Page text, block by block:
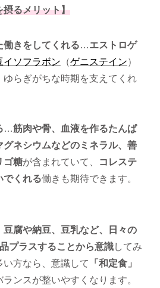
摂るメリット】
きをしてくれる…エストロゲ
イソフラボン （ゲニステイン）
ゆらぎがちな時期を支えてくれ
…筋肉や骨、血液を作るたんぱ
グネシウムなどのミネラル、善
ゴ糖が含まれていて、
コレステ
でくれる働きも期待できます。
豆腐や納豆、豆乳など、日々の
プラスすることから意識してみ
方なら、意識して
「和定食」
ンスが整いやすくなります。